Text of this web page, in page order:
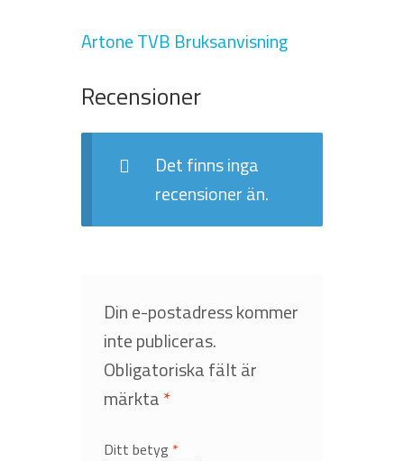
Artone TVB Bruksanvisning
Recensioner
Det finns inga
recensioner än.
Din e-postadress kommer
inte publiceras.
Obligatoriska fält är
märkta*
Ditt betyg *